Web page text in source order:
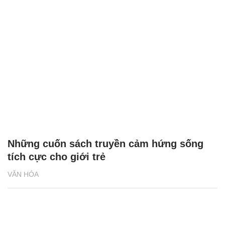
VĂN HÓA
Những cuốn sách truyền cảm hứng sống
tích cực cho giới trẻ